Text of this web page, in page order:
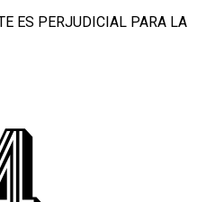
ES PERJUDICIAL PARA LA